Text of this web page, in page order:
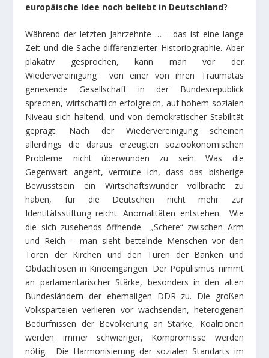
europäische Idee noch beliebt in Deutschland?
Während der letzten Jahrzehnte … – das ist eine lange
Zeit und die Sache differenzierter Historiographie. Aber
plakativ gesprochen, kann man vor der
Wiedervereinigung von einer von ihren Traumatas
genesende Gesellschaft in der Bundesrepublick
sprechen, wirtschaftlich erfolgreich, auf hohem sozialen
Niveau sich haltend, und von demokratischer Stabilität
geprägt. Nach der Wiedervereinigung scheinen
allerdings die daraus erzeugten sozioökonomischen
Probleme nicht überwunden zu sein. Was die
Gegenwart angeht, vermute ich, dass das bisherige
Bewusstsein ein Wirtschaftswunder vollbracht zu
haben, für die Deutschen nicht mehr zur
Identitätsstiftung reicht. Anomalitäten entstehen. Wie
die sich zusehends öffnende „Schere“ zwischen Arm
und Reich – man sieht bettelnde Menschen vor den
Toren der Kirchen und den Türen der Banken und
Obdachlosen in Kinoeingängen. Der Populismus nimmt
an parlamentarischer Stärke, besonders in den alten
Bundesländern der ehemaligen DDR zu. Die großen
Volksparteien verlieren vor wachsenden, heterogenen
Bedürfnissen der Bevölkerung an Stärke, Koalitionen
werden immer schwieriger, Kompromisse werden
nötig. Die Harmonisierung der sozialen Standarts im